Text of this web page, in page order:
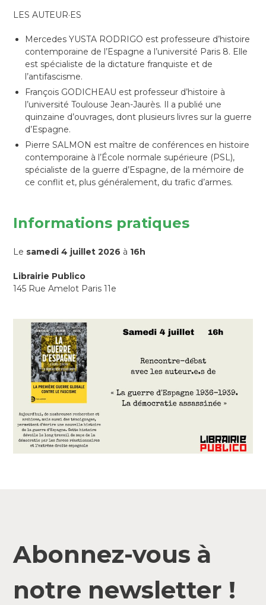
LES AUTEUR·ES
Mercedes YUSTA RODRIGO est professeure d’histoire
contemporaine de l’Espagne a l’université Paris 8. Elle
est spécialiste de la dictature franquiste et de
l’antifascisme.
François GODICHEAU est professeur d’histoire à
l’université Toulouse Jean-Jaurès. Il a publié une
quinzaine d’ouvrages, dont plusieurs livres sur la guerre
d’Espagne.
Pierre SALMON est maître de conférences en histoire
contemporaine à l’École normale supérieure (PSL),
spécialiste de la guerre d’Espagne, de la mémoire de
ce conflit et, plus généralement, du trafic d’armes.
Informations pratiques
Le samedi 4 juillet 2026 à 16h
Librairie Publico
145 Rue Amelot Paris 11e
Abonnez-vous à
notre newsletter !